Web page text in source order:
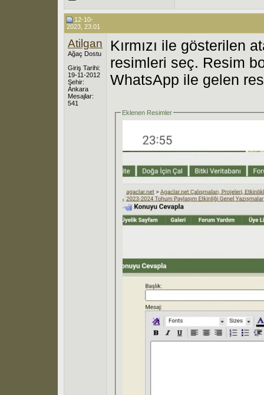
12-10-
2023, 23:01
Atilgan
Ağaç Dostu
Giriş Tarihi:
19-11-2012
Şehir:
Ankara
Mesajlar:
541
Kırmızı ile gösterilen
resimleri seç. Resim
WhatsApp ile gelen
Eklenen Resimler